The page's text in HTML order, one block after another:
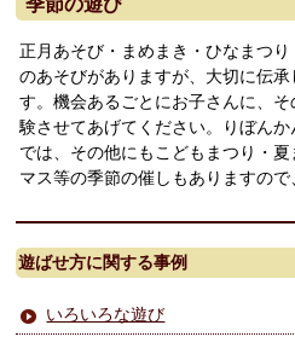
季節の遊び
正月あそび・まめまき・ひなまつ
のあそびがありますが、大切に伝
す。機会あるごとにお子さんに、
験させてあげてください。りぼん
では、その他にもこどもまつり・
マス等の季節の催しもありますので
遊ばせ方に関する事例
いろいろな遊び